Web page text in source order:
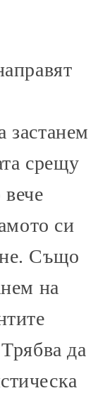
застанем
срещу
си
Също
на
да